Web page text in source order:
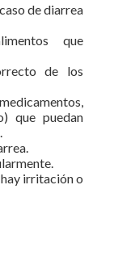
de diarrea
que
de los
que puedan
irritación o